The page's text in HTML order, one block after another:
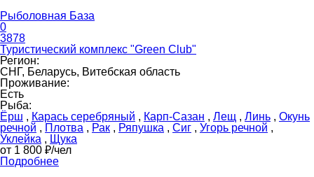
Рыболовная База
0
3878
Туристический комплекс "Green Club"
Регион:
СНГ, Беларусь, Витебская область
Проживание:
Есть
Рыба:
Ёрш , Карась серебряный , Карп-Сазан , Лещ , Линь , Окунь
речной , Плотва , Рак , Ряпушка , Сиг , Угорь речной ,
Уклейка , Щука
от 1 800 ₽/чел
Подробнее